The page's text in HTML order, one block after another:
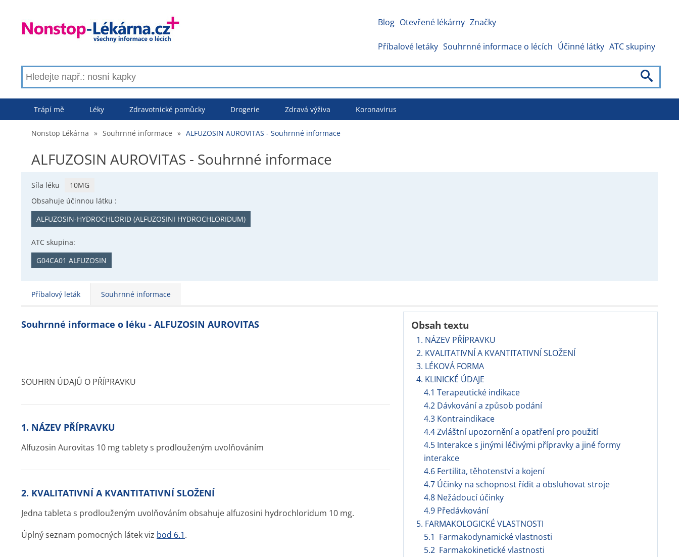
Blog Otevřené lékárny Značky
Příbalové letáky Souhrnné informace o lécích Účinné látky ATC skupiny
Trápí mě Léky Zdravotnické pomůcky Drogerie Zdravá výživa Koronavirus
Nonstop Lékárna » Souhrnné informace » ALFUZOSIN AUROVITAS - Souhrnné informace
ALFUZOSIN AUROVITAS - Souhrnné informace
Síla léku
10MG
Obsahuje účinnou látku :
ALFUZOSIN-HYDROCHLORID (ALFUZOSINI HYDROCHLORIDUM)
ATC skupina:
G04CA01 ALFUZOSIN
Příbalový leták Souhrnné informace
Obsah textu
1. NÁZEV PŘÍPRAVKU
2. KVALITATIVNÍ A KVANTITATIVNÍ SLOŽENÍ
3. LÉKOVÁ FORMA
4. KLINICKÉ ÚDAJE
4.1 Terapeutické indikace
4.2 Dávkování a způsob podání
4.3 Kontraindikace
4.4 Zvláštní upozornění a opatření pro použití
4.5 Interakce s jinými léčivými přípravky a jiné formy
interakce
4.6 Fertilita, těhotenství a kojení
4.7 Účinky na schopnost řídit a obsluhovat stroje
4.8 Nežádoucí účinky
4.9 Předávkování
5. FARMAKOLOGICKÉ VLASTNOSTI
5.1 Farmakodynamické vlastnosti
5.2 Farmakokinetické vlastnosti
Souhrnné informace o léku - ALFUZOSIN AUROVITAS
SOUHRN ÚDAJŮ O PŘÍPRAVKU
1. NÁZEV PŘÍPRAVKU
Alfuzosin Aurovitas 10 mg tablety s prodlouženým uvolňováním
2. KVALITATIVNÍ A KVANTITATIVNÍ SLOŽENÍ
Jedna tableta s prodlouženým uvolňováním obsahuje alfuzosini hydrochloridum 10 mg.
Úplný seznam pomocných látek viz bod 6.1.